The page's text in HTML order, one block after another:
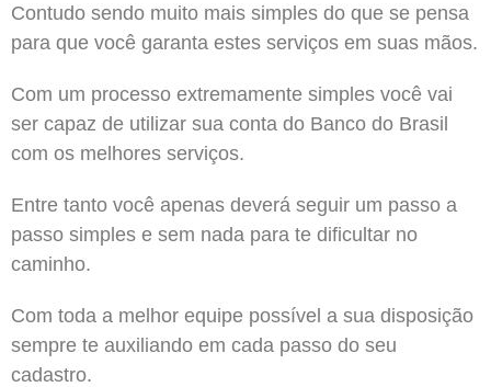
Contudo sendo muito mais simples do que se pensa
para que você garanta estes serviços em suas mãos.
Com um processo extremamente simples você vai
ser capaz de utilizar sua conta do Banco do Brasil
com os melhores serviços.
Entre tanto você apenas deverá seguir um passo a
passo simples e sem nada para te dificultar no
caminho.
Com toda a melhor equipe possível a sua disposição
sempre te auxiliando em cada passo do seu
cadastro.